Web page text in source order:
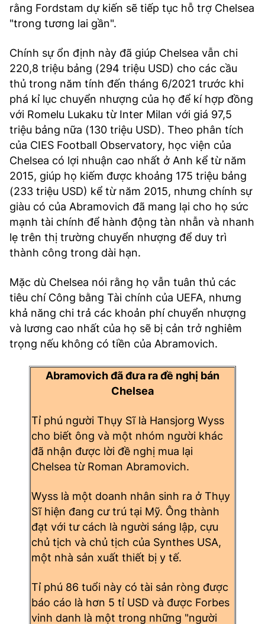
rằng Fordstam dự kiến ​​sẽ tiếp tục hỗ trợ Chelsea
"trong tương lai gần".
Chính sự ổn định này đã giúp Chelsea vẫn chi
220,8 triệu bảng (294 triệu USD) cho các cầu
thủ trong năm tính đến tháng 6/2021 trước khi
phá kỉ lục chuyển nhượng của họ để kí hợp đồng
với Romelu Lukaku từ Inter Milan với giá 97,5
triệu bảng nữa (130 triệu USD). Theo phân tích
của CIES Football Observatory, học viện của
Chelsea có lợi nhuận cao nhất ở Anh kể từ năm
2015, giúp họ kiếm được khoảng 175 triệu bảng
(233 triệu USD) kể từ năm 2015, nhưng chính sự
giàu có của Abramovich đã mang lại cho họ sức
mạnh tài chính để hành động tàn nhẫn và nhanh
lẹ trên thị trường chuyển nhượng để duy trì
thành công trong dài hạn.
Mặc dù Chelsea nói rằng họ vẫn tuân thủ các
tiêu chí Công bằng Tài chính của UEFA, nhưng
khả năng chi trả các khoản phí chuyển nhượng
và lương cao nhất của họ sẽ bị cản trở nghiêm
trọng nếu không có tiền của Abramovich.
Abramovich đã đưa ra đề nghị bán
Chelsea
Tỉ phú người Thụy Sĩ là Hansjorg Wyss
cho biết ông và một nhóm người khác
đã nhận được lời đề nghị mua lại
Chelsea từ Roman Abramovich.
Wyss là một doanh nhân sinh ra ở Thụy
Sĩ hiện đang cư trú tại Mỹ. Ông thành
đạt với tư cách là người sáng lập, cựu
chủ tịch và chủ tịch của Synthes USA,
một nhà sản xuất thiết bị y tế.
Tỉ phú 86 tuổi này có tài sản ròng được
báo cáo là hơn 5 tỉ USD và được Forbes
vinh danh là một trong những "người